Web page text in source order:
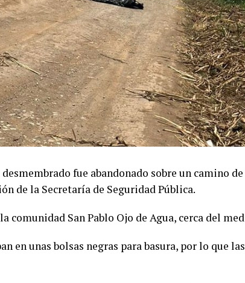
desmembrado fue abandonado sobre un camino
de la Secretaría de Seguridad Pública.
comunidad San Pablo Ojo de Agua, cerca del
en unas bolsas negras para basura, por lo que